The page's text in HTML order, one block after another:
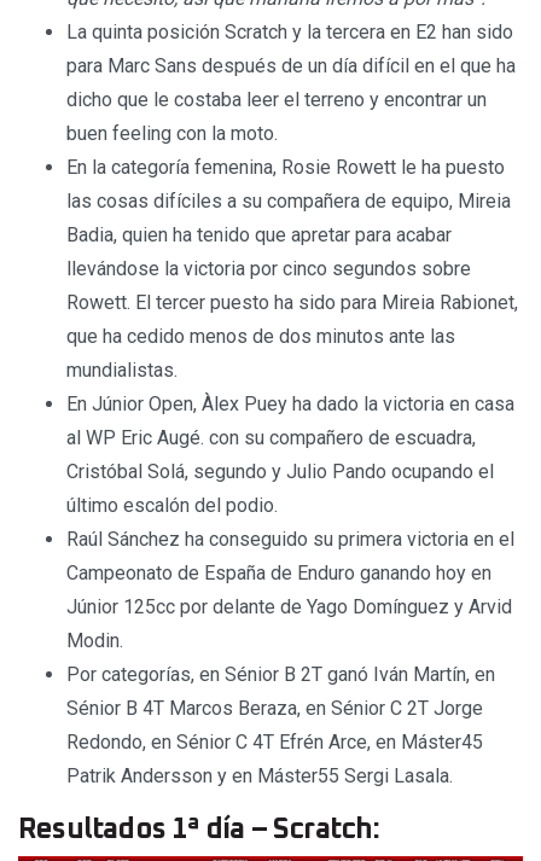
La quinta posición Scratch y la tercera en E2 han sido
para Marc Sans después de un día difícil en el que ha
dicho que le costaba leer el terreno y encontrar un
buen feeling con la moto.
En la categoría femenina, Rosie Rowett le ha puesto
las cosas difíciles a su compañera de equipo, Mireia
Badia, quien ha tenido que apretar para acabar
llevándose la victoria por cinco segundos sobre
Rowett. El tercer puesto ha sido para Mireia Rabionet,
que ha cedido menos de dos minutos ante las
mundialistas.
En Júnior Open, Àlex Puey ha dado la victoria en casa
al WP Eric Augé. con su compañero de escuadra,
Cristóbal Solá, segundo y Julio Pando ocupando el
último escalón del podio.
Raúl Sánchez ha conseguido su primera victoria en el
Campeonato de España de Enduro ganando hoy en
Júnior 125cc por delante de Yago Domínguez y Arvid
Modin.
Por categorías, en Sénior B 2T ganó Iván Martín, en
Sénior B 4T Marcos Beraza, en Sénior C 2T Jorge
Redondo, en Sénior C 4T Efrén Arce, en Máster45
Patrik Andersson y en Máster55 Sergi Lasala.
Resultados 1ª día – Scratch: